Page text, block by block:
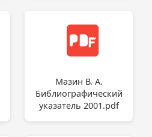
Мазин В. А.
Библиографический
указатель 2001.pdf